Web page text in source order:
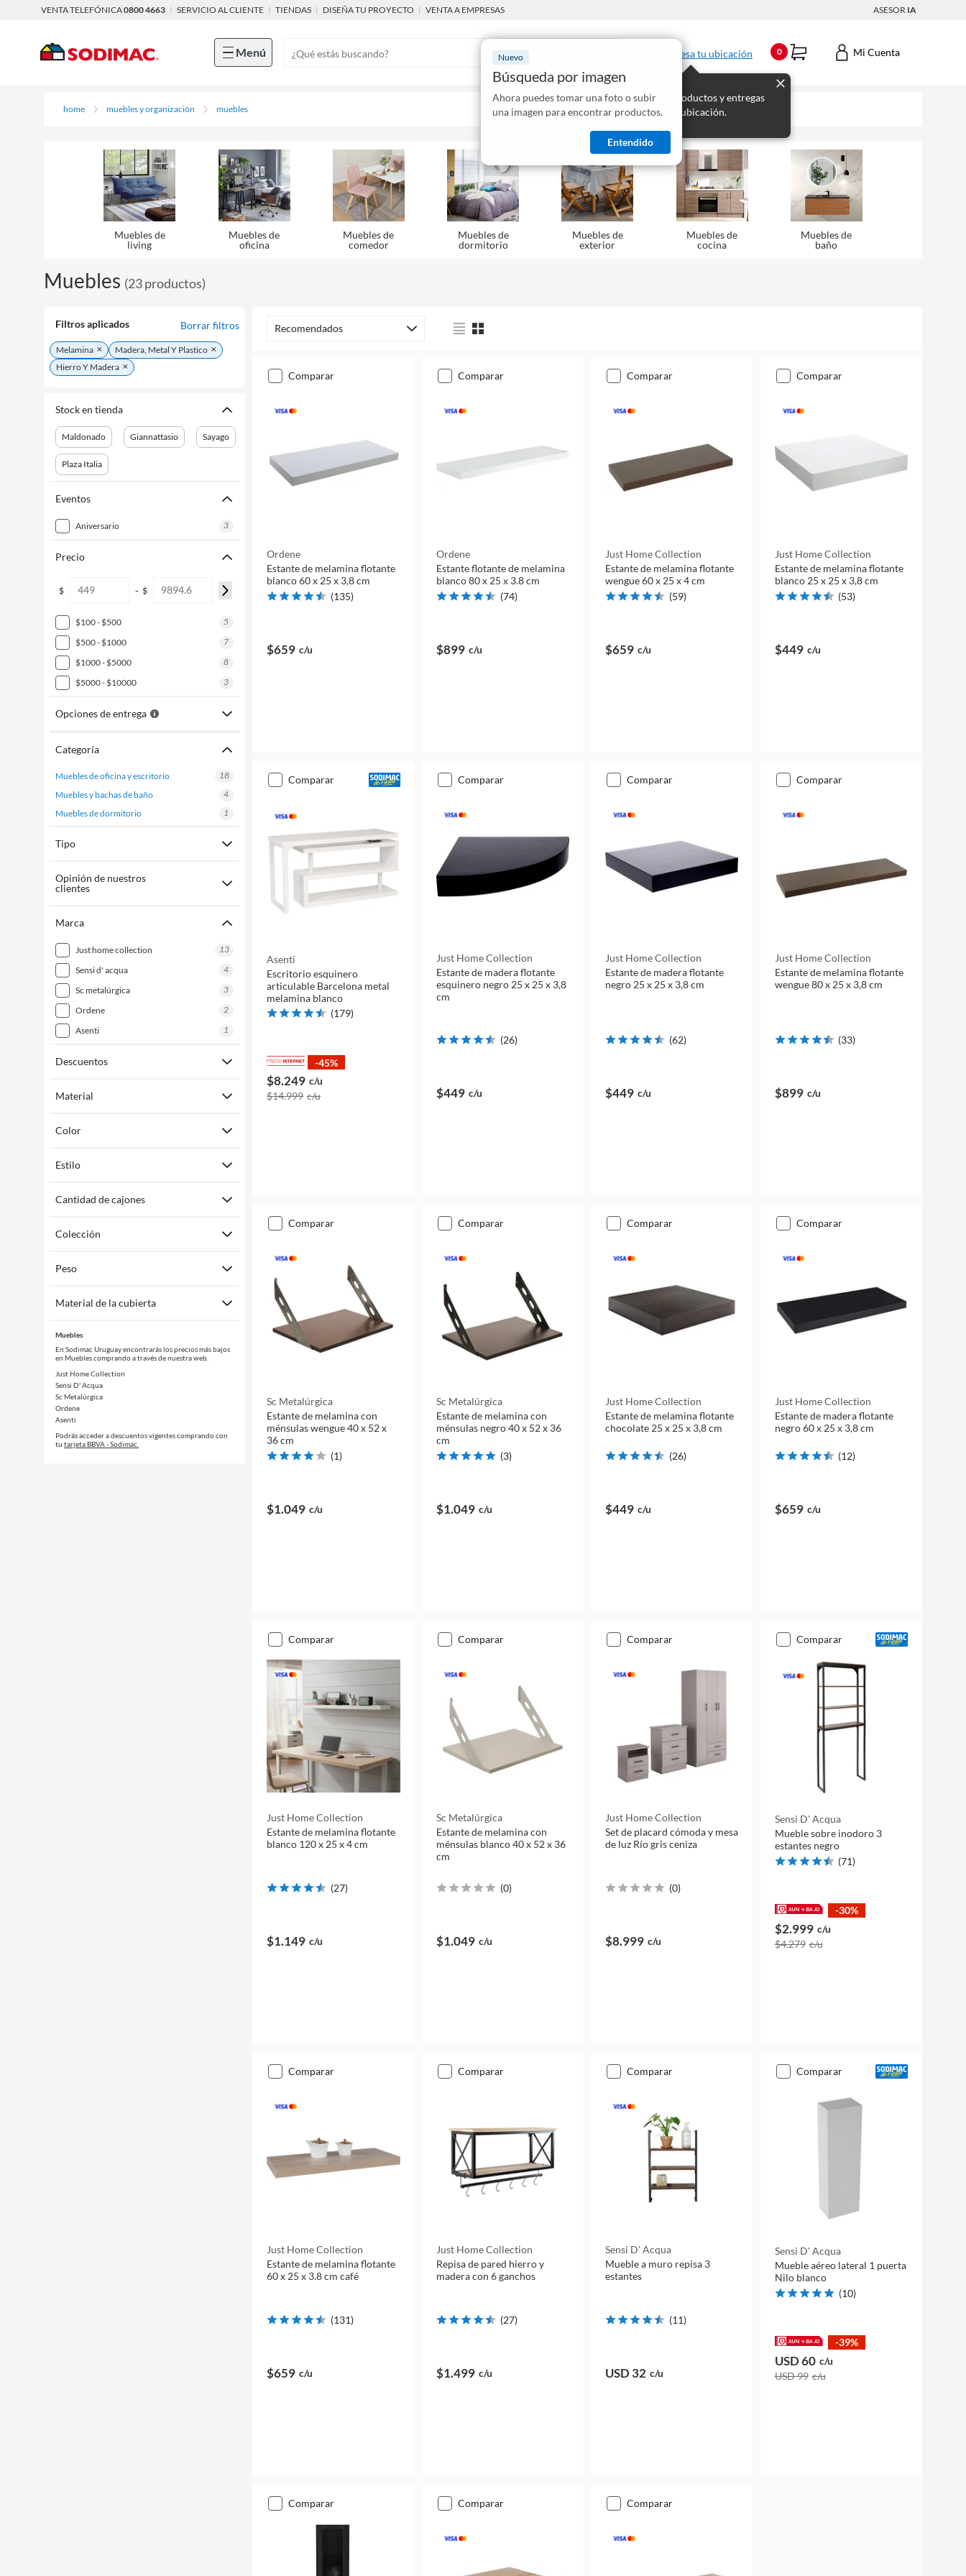
VENTA TELEFÓNICA0800 4663 | SERVICIO AL CLIENTE | TIENDAS | DISEÑA TU PROYECTO | VENTA A EMPRESAS ASESOR IA
Menú Nuevo
Búsqueda por imagen
Ahora puedes tomar una foto o subir
una imagen para encontrar productos.
Entendido
Ingresa tu ubicación
Mostraremos los productos y entregas
disponibles para tu ubicación.
0 Mi Cuenta
home muebles y organización muebles
Muebles de
living
Muebles de
oficina
Muebles de
comedor
Muebles de
dormitorio
Muebles de
exterior
Muebles de
cocina
Muebles de
baño
Muebles (23productos)
Filtros aplicados Borrar filtros
Melamina
Madera, Metal Y Plastico
Hierro Y Madera
Stock en tienda
Maldonado Giannattasio Sayago
Plaza Italia
Eventos
aniversario 3
Precio
$ - $
$100 - $500
5
$500 - $1000
7
$1000 - $5000
8
$5000 - $10000
3
Opciones de entrega
Categoría
muebles de oficina y escritorio
18
muebles y bachas de baño
4
muebles de dormitorio
1
Tipo
Opinión de nuestros
clientes
Marca
just home collection
13
sensi d' acqua
4
sc metalúrgica
3
ordene
2
asenti
1
Descuentos
Material
Color
Estilo
Cantidad de cajones
Colección
Peso
Material de la cubierta
Muebles
En Sodimac Uruguay encontrarás los precios más bajos
en Muebles comprando a través de nuestra web.
Just Home Collection
Sensi D' Acqua
Sc Metalúrgica
Ordene
Asenti
Podrás acceder a descuentos vigentes comprando con
tu tarjeta BBVA - Sodimac.
Recomendados
comparar
Ordene
Estante de melamina flotante
blanco 60 x 25 x 3,8 cm
(135)
$659 c/u
comparar
Ordene
Estante flotante de melamina
blanco 80 x 25 x 3.8 cm
(74)
$899 c/u
comparar
Just Home Collection
Estante de melamina flotante
wengue 60 x 25 x 4 cm
(59)
$659 c/u
comparar
Just Home Collection
Estante de melamina flotante
blanco 25 x 25 x 3,8 cm
(53)
$449 c/u
comparar
Asenti
Escritorio esquinero
articulable Barcelona metal
melamina blanco
(179)
-45%
$8.249 c/u
$14.999 c/u
comparar
Just Home Collection
Estante de madera flotante
esquinero negro 25 x 25 x 3,8
cm
(26)
$449 c/u
comparar
Just Home Collection
Estante de madera flotante
negro 25 x 25 x 3,8 cm
(62)
$449 c/u
comparar
Just Home Collection
Estante de melamina flotante
wengue 80 x 25 x 3,8 cm
(33)
$899 c/u
comparar
Sc Metalúrgica
Estante de melamina con
ménsulas wengue 40 x 52 x
36 cm
(1)
$1.049 c/u
comparar
Sc Metalúrgica
Estante de melamina con
ménsulas negro 40 x 52 x 36
cm
(3)
$1.049 c/u
comparar
Just Home Collection
Estante de melamina flotante
chocolate 25 x 25 x 3,8 cm
(26)
$449 c/u
comparar
Just Home Collection
Estante de madera flotante
negro 60 x 25 x 3,8 cm
(12)
$659 c/u
comparar
Just Home Collection
Estante de melamina flotante
blanco 120 x 25 x 4 cm
(27)
$1.149 c/u
comparar
Sc Metalúrgica
Estante de melamina con
ménsulas blanco 40 x 52 x 36
cm
(0)
$1.049 c/u
comparar
Just Home Collection
Set de placard cómoda y mesa
de luz Río gris ceniza
(0)
$8.999 c/u
comparar
Sensi D' Acqua
Mueble sobre inodoro 3
estantes negro
(71)
-30%
$2.999 c/u
$4.279 c/u
comparar
Just Home Collection
Estante de melamina flotante
60 x 25 x 3.8 cm café
(131)
$659 c/u
comparar
Just Home Collection
Repisa de pared hierro y
madera con 6 ganchos
(27)
$1.499 c/u
comparar
Sensi D' Acqua
Mueble a muro repisa 3
estantes
(11)
USD 32 c/u
comparar
Sensi D' Acqua
Mueble aéreo lateral 1 puerta
Nilo blanco
(10)
-39%
USD 60 c/u
USD 99 c/u
comparar comparar comparar